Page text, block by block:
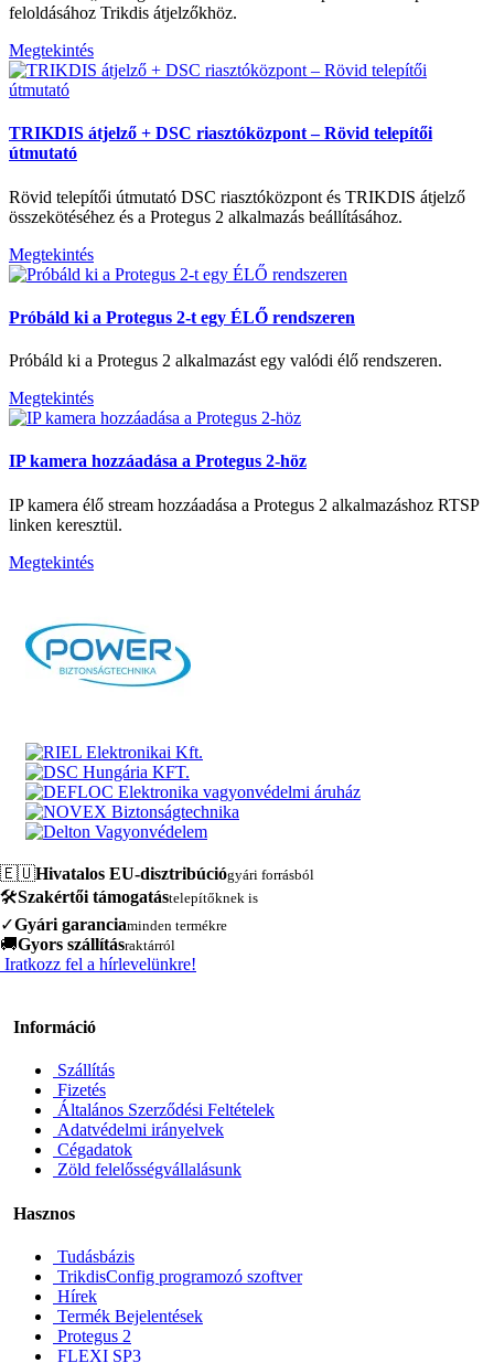
feloldásához Trikdis átjelzőkhöz.
Megtekintés
TRIKDIS átjelző + DSC riasztóközpont – Rövid telepítői
útmutató
Rövid telepítői útmutató DSC riasztóközpont és TRIKDIS átjelző
összekötéséhez és a Protegus 2 alkalmazás beállításához.
Megtekintés
Próbáld ki a Protegus 2-t egy ÉLŐ rendszeren
Próbáld ki a Protegus 2 alkalmazást egy valódi élő rendszeren.
Megtekintés
IP kamera hozzáadása a Protegus 2-höz
IP kamera élő stream hozzáadása a Protegus 2 alkalmazáshoz RTSP
linken keresztül.
Megtekintés
🇪🇺Hivatalos EU-disztribúciógyári forrásból
🛠️Szakértői támogatástelepítőknek is
✓Gyári garanciaminden termékre
🚚Gyors szállításraktárról
Iratkozz fel a hírlevelünkre!
Információ
Szállítás
Fizetés
Általános Szerződési Feltételek
Adatvédelmi irányelvek
Cégadatok
Zöld felelősségvállalásunk
Hasznos
Tudásbázis
TrikdisConfig programozó szoftver
Hírek
Termék Bejelentések
Protegus 2
FLEXI SP3